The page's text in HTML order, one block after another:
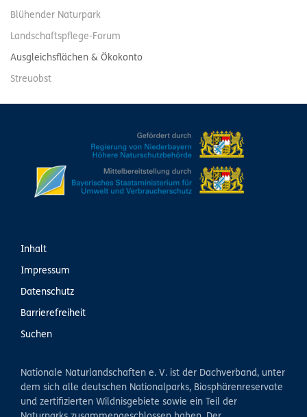
Blühender Naturpark
Landschaftspflege-Forum
Ausgleichsflächen & Ökokonto
Streuobst
Inhalt
Impressum
Datenschutz
Barrierefreiheit
Suchen
Nationale Naturlandschaften e. V. ist der Dachverband, unter
dem sich alle deutschen Nationalparks, Biosphärenreservate
und zertifizierten Wildnisgebiete sowie ein Teil der